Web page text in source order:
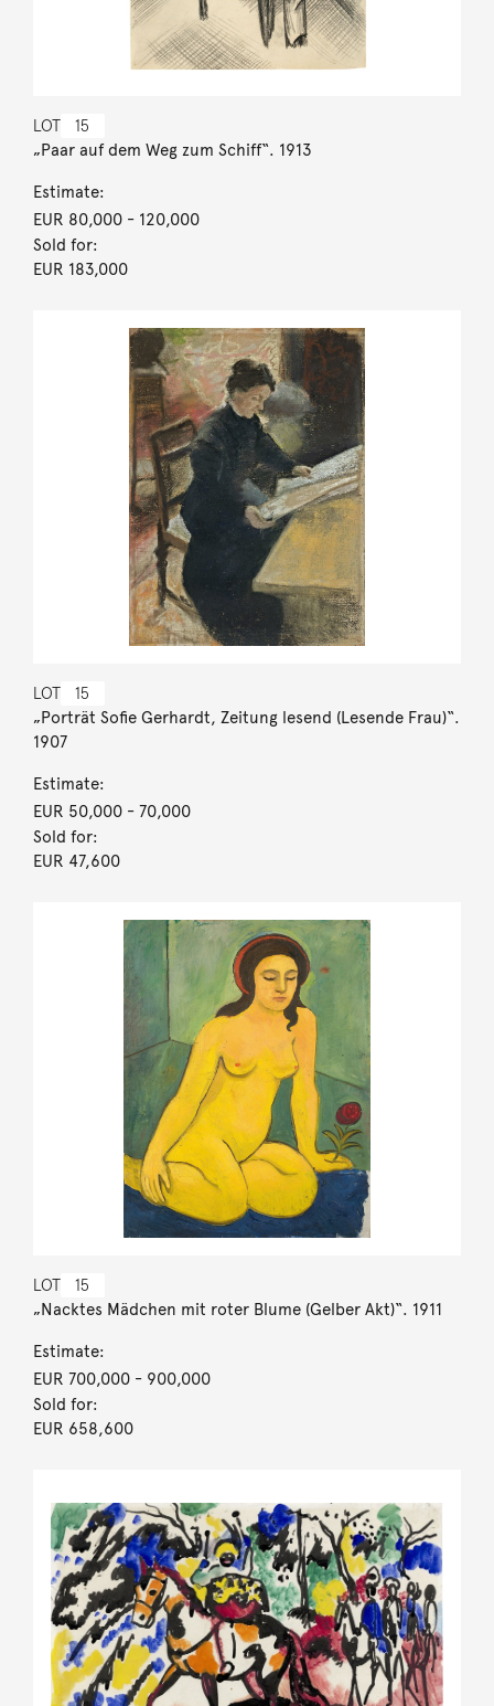
LOT 15
„Paar auf dem Weg zum Schiff“. 1913
Estimate:
EUR 80,000- 120,000
Sold for:
EUR 183,000
LOT 15
„Porträt Sofie Gerhardt, Zeitung lesend (Lesende Frau)“.
1907
Estimate:
EUR 50,000- 70,000
Sold for:
EUR 47,600
LOT 15
„Nacktes Mädchen mit roter Blume (Gelber Akt)“. 1911
Estimate:
EUR 700,000- 900,000
Sold for:
EUR 658,600